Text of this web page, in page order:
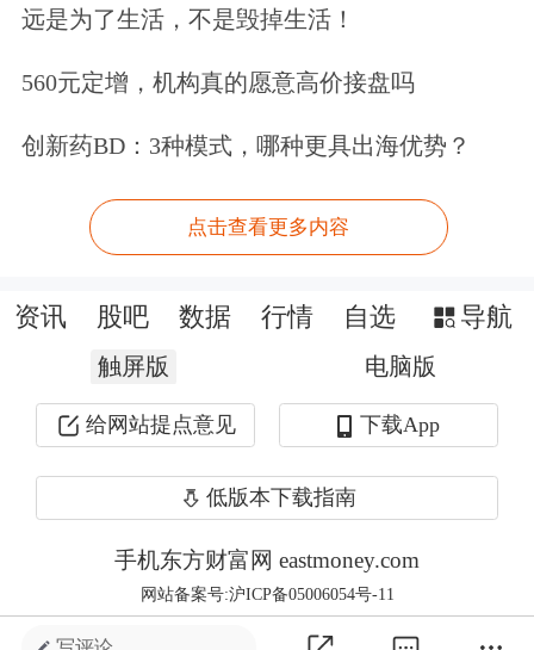
比选择阴跌要好。这也是我们从变化的
盘局中间寻找乐观因素的重要原因所
的调整，水皮想是不会持续的。事实上
从本身的估值来讲，工商银行就处在绝
对低位。处在估值低位的板块即便是跌
也跌不到哪去。
但是另外一方面，水皮在前两天的股评
里也说了，创业板如果出现大幅度的调
整是非常非常正常的。因为已经在六年
远是为了生活，不是毁掉生活！
560元定增，机构真的愿意高价接盘吗
创新药BD：3种模式，哪种更具出海优势？
点击查看更多内容
资讯 股吧 数据 行情 自选 导航
触屏版 电脑版
给网站提点意见 下载App
低版本下载指南
手机东方财富网 eastmoney.com
网站备案号:沪ICP备05006054号-11